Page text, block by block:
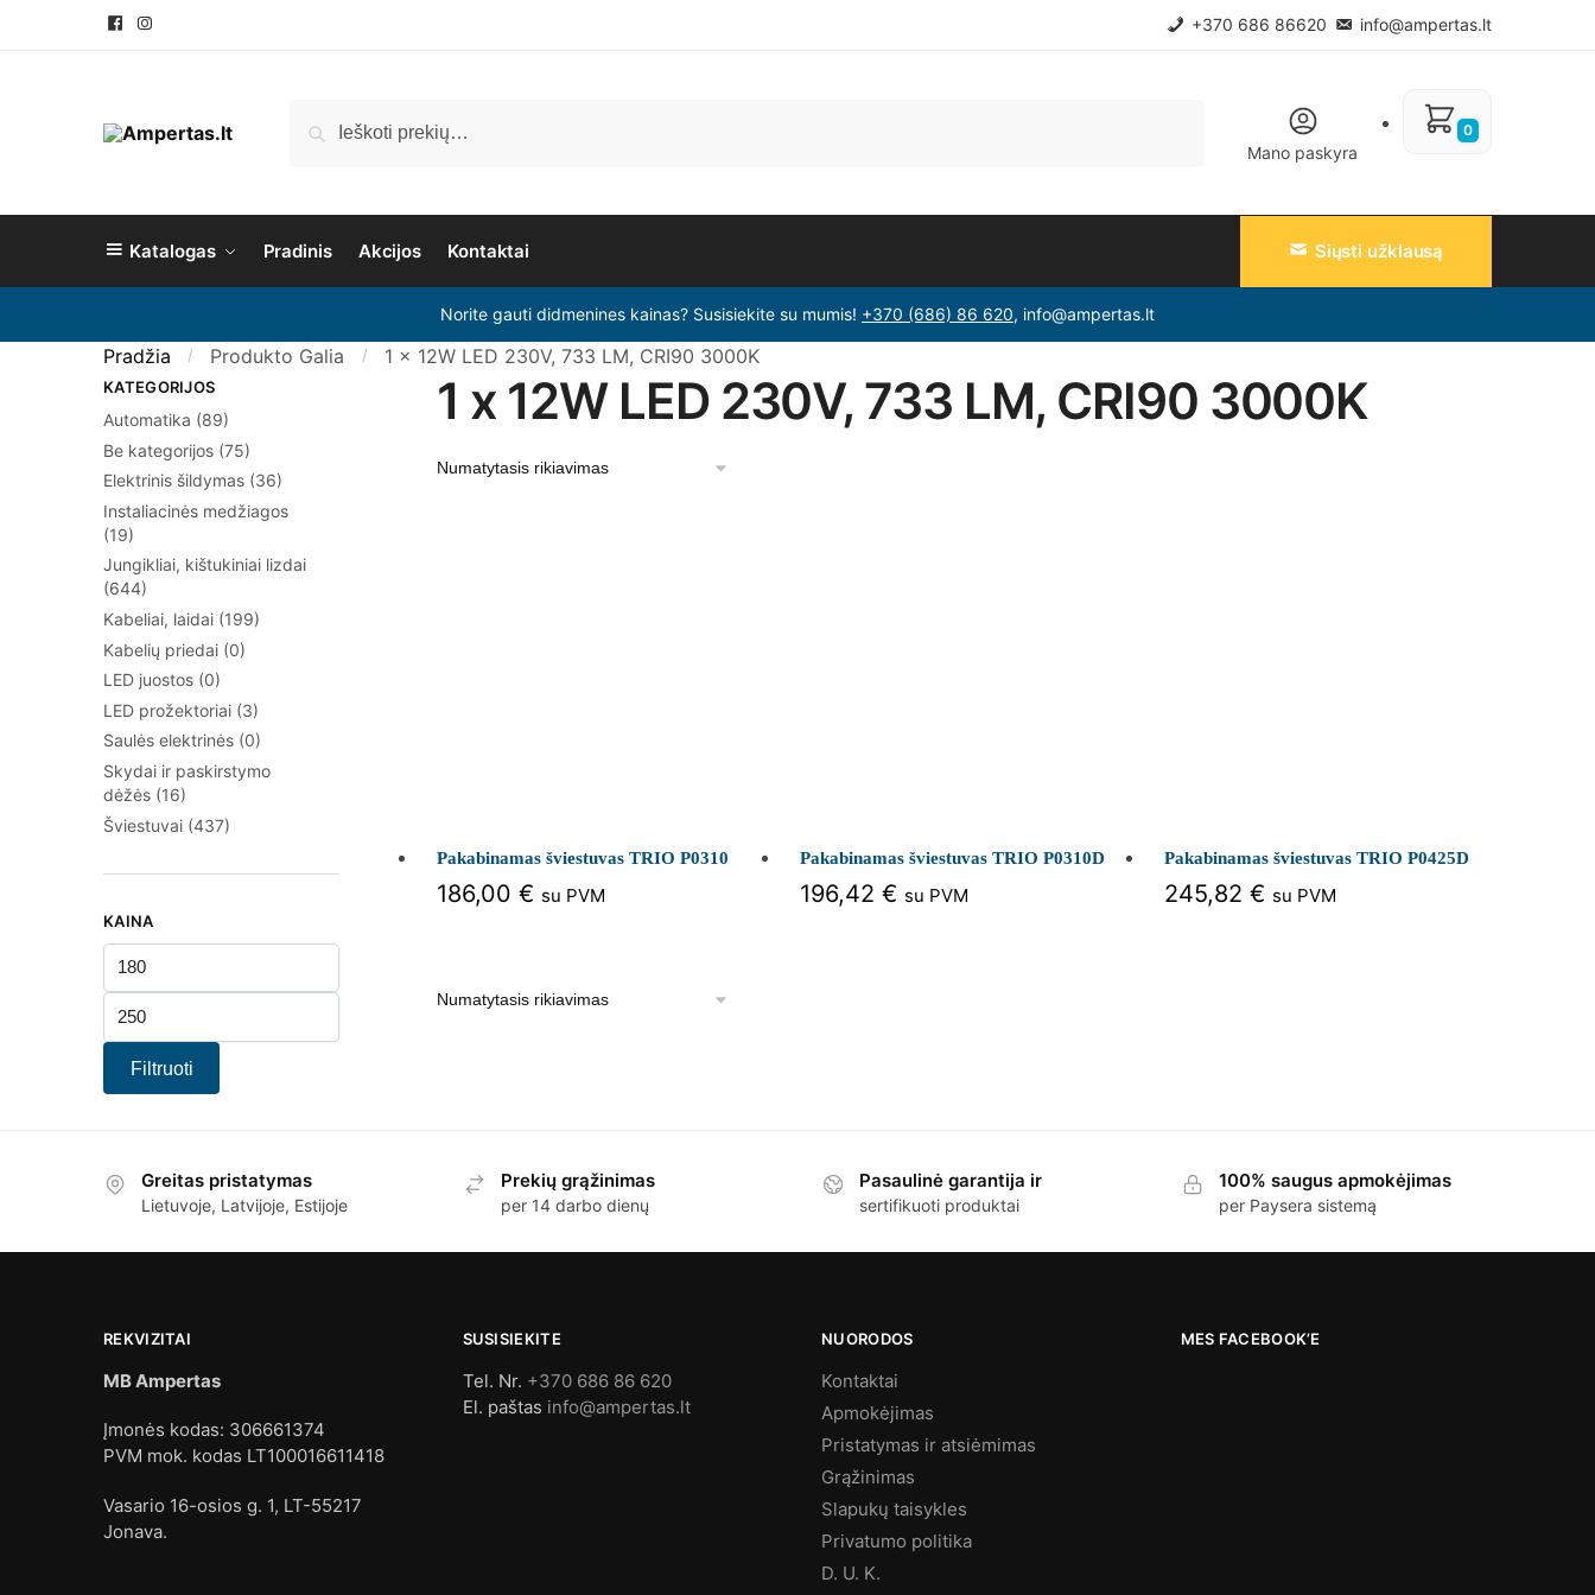
+370 686 86620 info@ampertas.lt
Mano paskyra
0
Katalogas Pradinis Akcijos Kontaktai Siųsti užklausą
Norite gauti didmenines kainas? Susisiekite su mumis! +370 (686) 86 620, info@ampertas.lt
Pradžia / Produkto Galia / 1 x 12W LED 230V, 733 LM, CRI90 3000K
1 x 12W LED 230V, 733 LM, CRI90 3000K
Pakabinamas šviestuvas TRIO P0310
186,00 € su PVM
Pakabinamas šviestuvas TRIO P0310D
196,42€ su PVM
Pakabinamas šviestuvas TRIO P0425D
245,82 € su PVM
KATEGORIJOS
Automatika (89)
Be kategorijos (75)
Elektrinis šildymas (36)
Instaliacinės medžiagos
(19)
Jungikliai, kištukiniai lizdai
(644)
Kabeliai, laidai (199)
Kabelių priedai (0)
LED juostos (0)
LED prožektoriai (3)
Saulės elektrinės (0)
Skydai ir paskirstymo
dėžės (16)
Šviestuvai (437)
KAINA
Filtruoti
Greitas pristatymas
Lietuvoje, Latvijoje, Estijoje
Prekių grąžinimas
per 14 darbo dienų
Pasaulinė garantija ir
sertifikuoti produktai
100% saugus apmokėjimas
per Paysera sistemą
REKVIZITAI
MB Ampertas
Įmonės kodas: 306661374
PVM mok. kodas LT100016611418
Vasario 16-osios g. 1, LT-55217
Jonava.
SUSISIEKITE
Tel. Nr. +370 686 86 620
El. paštas info@ampertas.lt
NUORODOS
Kontaktai
Apmokėjimas
Pristatymas ir atsiėmimas
Grąžinimas
Slapukų taisykles
Privatumo politika
D. U. K.
MES FACEBOOK’E